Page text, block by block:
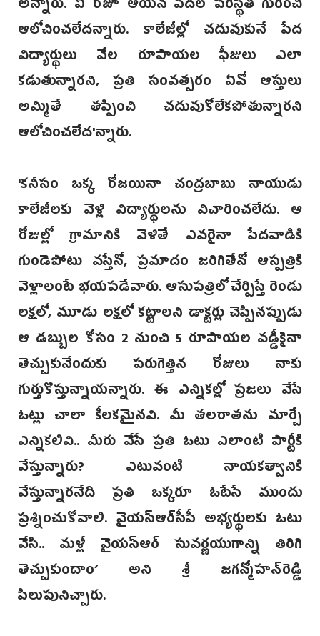
అన్నారు. ఏ రోజూ ఆయన పేదల పరిస్థితి గురించి
ఆలోచించలేదన్నారు. కాలేజీల్లో చదువుకునే పేద
విద్యార్థులు వేల రూపాయల ఫీజులు ఎలా
కడుతున్నారని, ప్రతి సంవత్సరం ఏవో ఆస్తులు
అమ్మితే తప్పించి చదువుకోలేకపోతున్నారని
ఆలోచించలేద'న్నారు.
'కనీసం ఒక్క రోజయినా చంద్రబాబు నాయుడు
కాలేజీలకు వెళ్లి విద్యార్థులను విచారించలేదు. ఆ
రోజుల్లో గ్రామానికి వెళితే ఎవరైనా పేదవాడికి
గుండెపోటు వస్తేనో, ప్రమాదం జరిగితేనో ఆస్పత్రికి
వెళ్లాలంటే భయపడేవారు. ఆసుపత్రిలో చేర్పిస్తే రెండు
లక్షలో, మూడు లక్షలో కట్టాలని డాక్టర్లు చెప్పినప్పుడు
ఆ డబ్బుల కోసం 2 నుంచి 5 రూపాయల వడ్డీకైనా
తెచ్చుకునేందుకు పరుగెత్తిన రోజులు నాకు
గుర్తుకొస్తున్నాయన్నారు. ఈ ఎన్నికల్లో ప్రజలు వేసే
ఓట్లు చాలా కీలకమైనవి. మీ తలరాతను మార్చే
ఎన్నికలివి.. మీరు వేసే ప్రతి ఓటు ఎలాంటి పార్టీకి
వేస్తున్నారు? ఎటువంటి నాయకత్వానికి
వేస్తున్నారనేది ప్రతి ఒక్కరూ ఓటేసే ముందు
ప్రశ్నించుకోవాలి. వైయస్ఆర్‌సీపీ అభ్యర్థులకు ఓటు
వేసి.. మళ్లీ వైయస్ఆర్ సువర్ణయుగాన్ని తిరిగి
తెచ్చుకుందాం’‌ అని శ్రీ జగన్మోహన్‌రెడ్డి
పిలుపునిచ్చారు.